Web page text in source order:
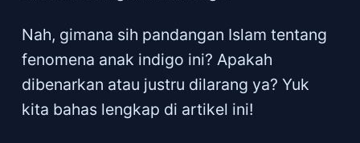
Nah, gimana sih pandangan Islam tentang
fenomena anak indigo ini? Apakah
dibenarkan atau justru dilarang ya? Yuk
kita bahas lengkap di artikel ini!